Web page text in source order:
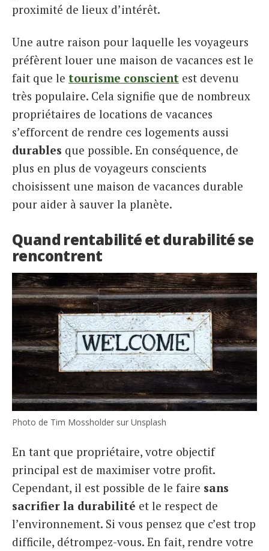
proximité de lieux d’intérêt.
Une autre raison pour laquelle les voyageurs
préfèrent louer une maison de vacances est le
fait que le tourisme conscient est devenu
très populaire. Cela signifie que de nombreux
propriétaires de locations de vacances
s’efforcent de rendre ces logements aussi
durables que possible. En conséquence, de
plus en plus de voyageurs conscients
choisissent une maison de vacances durable
pour aider à sauver la planète.
Quand rentabilité et durabilité se
rencontrent
Photo de Tim Mossholder sur Unsplash
En tant que propriétaire, votre objectif
principal est de maximiser votre profit.
Cependant, il est possible de le faire sans
sacrifier la durabilité et le respect de
l’environnement. Si vous pensez que c’est trop
difficile, détrompez-vous. En fait, rendre votre